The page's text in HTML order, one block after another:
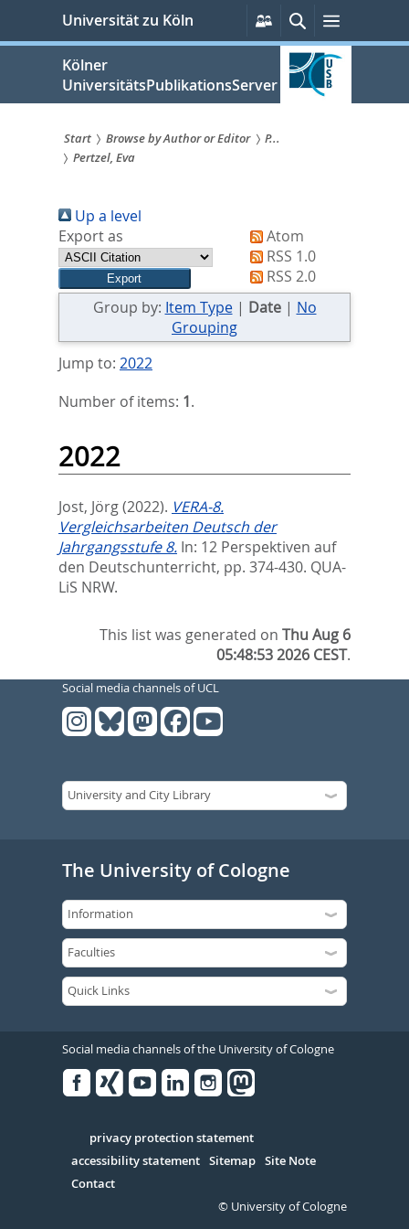
springen
Universität zu Köln
Persönliche
Services
SucheMenü
Kölner
UniversitätsPublikationsServer
Sie
sind
hier:
Start Browse by Author or Editor
P...
Pertzel, Eva
Up a level
Export as
Atom
RSS 1.0
RSS 2.0
Group by: Item Type| Date| No
Grouping
Jump to: 2022
Number of items: 1.
2022
Jost, Jörg(2022). VERA-8.
Vergleichsarbeiten Deutsch der
Jahrgangsstufe 8. In: 12 Perspektiven auf
den Deutschunterricht, pp. 374-430. QUA-
LiS NRW.
This list was generated onThu Aug 6
05:48:53 2026 CEST.
Social media channels of UCL
The University of Cologne
Social media channels of the University of Cologne
Serivce
privacy protection statement
accessibility statement Sitemap Site Note
Contact
© University of Cologne